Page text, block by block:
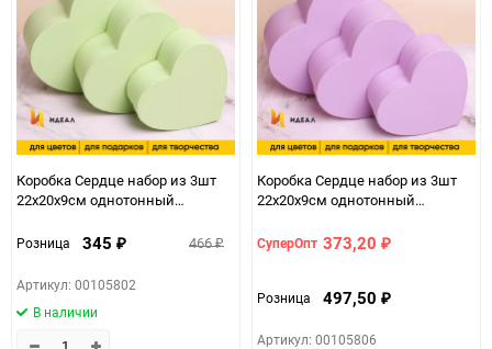
Коробка Сердце набор из 3шт
22х20х9см однотонный
Розница 345 ₽ 466₽
Артикул: 00105802
В наличии
Коробка Сердце набор из 3шт
22х20х9см однотонный
СуперОпт 373,20 ₽
Розница 497,50 ₽
Артикул: 00105806